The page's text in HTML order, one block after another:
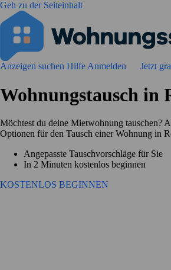
Geh zu der Seiteinhalt
Anzeigen suchen Hilfe Anmelden Jetzt
Wohnungstausch in
Möchtest du deine Mietwohnung tauschen?
Optionen für den Tausch einer Wohnung in
Angepasste Tauschvorschläge für Sie
In 2 Minuten kostenlos beginnen
KOSTENLOS BEGINNEN